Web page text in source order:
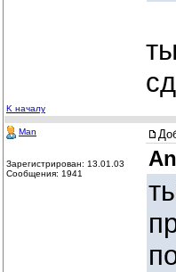
K началу
Man
Зарегистрирован: 13.01.03
Сообщения: 1941